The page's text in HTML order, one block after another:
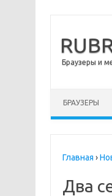
Браузеры и
БРАУЗЕРЫ
Главная ›
Два